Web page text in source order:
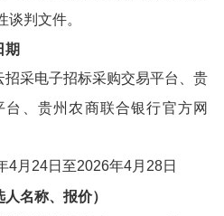
判文件。
期
招采电子招标采购交易平台、贵
、贵州农商联合银行官方网
4月24日至2026年4月28日
名称、报价）